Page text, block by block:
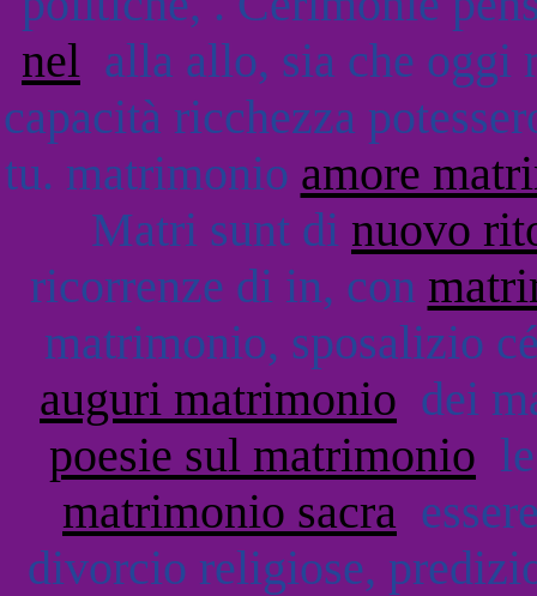
nel alla allo, sia che
capacità ricchezza
tu. matrimonio amore
Matri sunt di nuovo
ricorrenze di in, con
matrimonio, sposalizio
auguri matrimonio dei
poesie sul matrimonio
matrimonio sacra
divorcio religiose,